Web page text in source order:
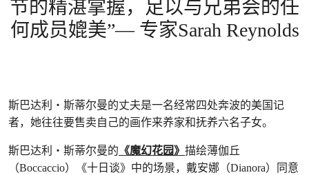
节的精湛掌握，足以与兄弟会的任
何成员媲美”— 专家Sarah Reynolds
斯巴达利‧斯蒂尔曼的丈夫是一名经常四处奔波的美国记
者，她往往要售卖自己的画作来养家和抚养六名子女。
斯巴达利‧斯蒂尔曼的 《魔幻花园》 描绘薄伽丘
（Boccaccio）《十日谈》中的场景，戴安娜（Dianora）同意